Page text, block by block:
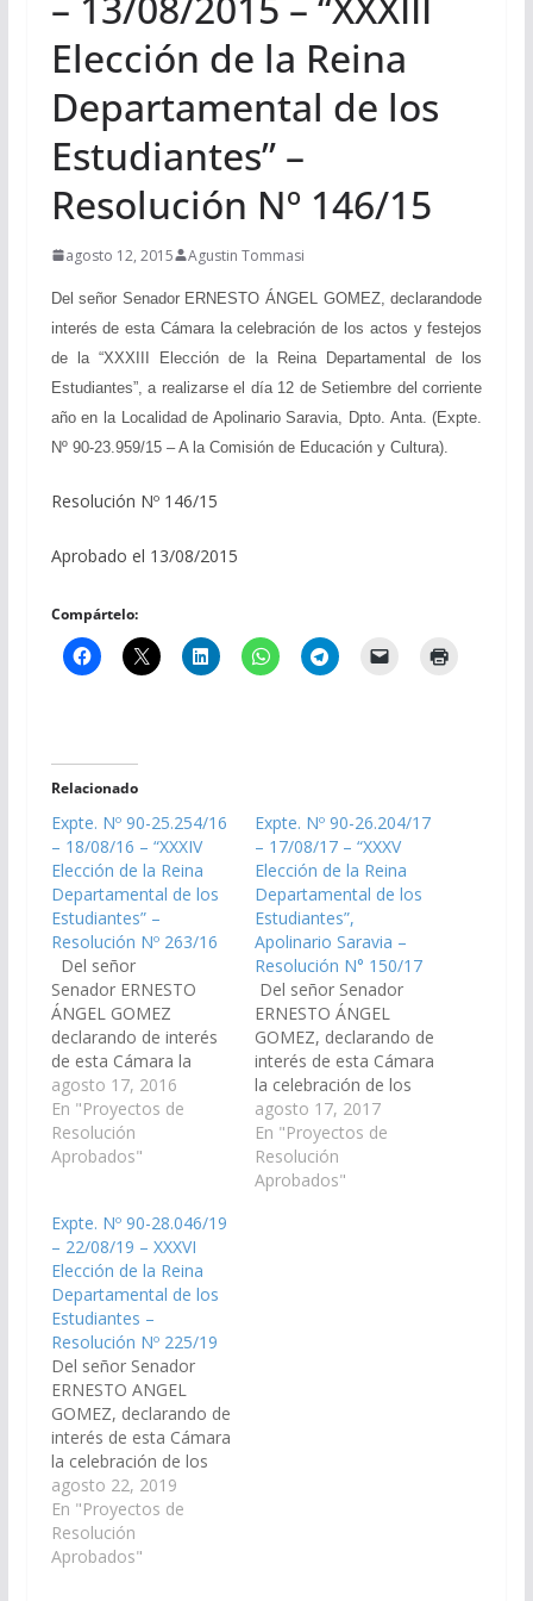
Elección de la Reina
Departamental de los
Estudiantes” –
Resolución Nº 146/15
agosto 12, 2015 Agustin Tommasi
Del señor Senador ERNESTO ÁNGEL GOMEZ, declarandode
interés de esta Cámara la celebración de los actos y festejos
de la “XXXIII Elección de la Reina Departamental de los
Estudiantes”, a realizarse el día 12 de Setiembre del corriente
año en la Localidad de Apolinario Saravia, Dpto. Anta. (Expte.
Nº 90-23.959/15 – A la Comisión de Educación y Cultura).
Resolución Nº 146/15
Aprobado el 13/08/2015
Compártelo:
Relacionado
Expte. Nº 90-25.254/16
– 18/08/16 – “XXXIV
Elección de la Reina
Departamental de los
Estudiantes” –
Resolución Nº 263/16
Del señor
Senador ERNESTO
ÁNGEL GOMEZ
declarando de interés
de esta Cámara la
celebración de los
actos y festejos de la
"XXXIV Elección de la
Reina Departamental
Setiembre del corriente
año en la Localidad de
Apolinario Saravia,
Dpto. Anta. (Expte. Nº
90-25.254/16…
agosto 17, 2016
En "Proyectos de
Resolución
Aprobados"
Expte. Nº 90-26.204/17
– 17/08/17 – “XXXV
Elección de la Reina
Departamental de los
Estudiantes”,
Apolinario Saravia –
Resolución N° 150/17
Del señor Senador
ERNESTO ÁNGEL
GOMEZ, declarando de
interés de esta Cámara
la celebración de los
actos y festejos de la
"XXXV Elección de la
Reina Departamental
de los Estudiantes", a
agosto 17, 2017
En "Proyectos de
Resolución
Aprobados"
Expte. Nº 90-28.046/19
– 22/08/19 – XXXVI
Elección de la Reina
Departamental de los
Estudiantes –
Resolución Nº 225/19
Del señor Senador
ERNESTO ANGEL
GOMEZ, declarando de
interés de esta Cámara
la celebración de los
actos y festejos de la
“XXXVI Elección de la
Reina Departamental
de los Estudiantes” a
agosto 22, 2019
En "Proyectos de
Resolución
Aprobados"